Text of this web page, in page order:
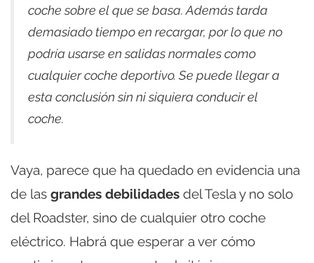
coche sobre el que se basa. Además tarda
demasiado tiempo en recargar, por lo que no
podría usarse en salidas normales como
cualquier coche deportivo. Se puede llegar a
esta conclusión sin ni siquiera conducir el
coche.
Vaya, parece que ha quedado en evidencia una
de las grandes debilidades del Tesla y no solo
del Roadster, sino de cualquier otro coche
eléctrico. Habrá que esperar a ver cómo